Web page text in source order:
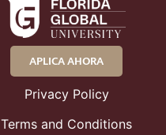
APLICA AHORA
Privacy Policy
Terms and Conditions